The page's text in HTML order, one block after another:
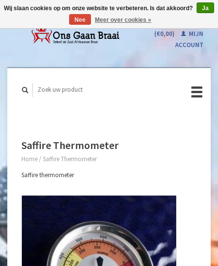
(€0,00)
MIJN
ACCOUNT
Saffire Thermometer
Home / Saffire Thermometer
Saffire thermometer
Wij slaan cookies op om onze website te verbeteren. Is dat akkoord?
Ja
Nee
Meer over cookies »